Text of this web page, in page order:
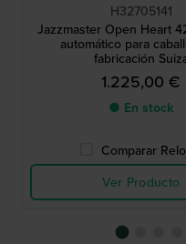
H32705141
Jazzmaster Open Heart
automático para
fabricación
1.225,00 €
● En stock
Comparar
Ver Producto